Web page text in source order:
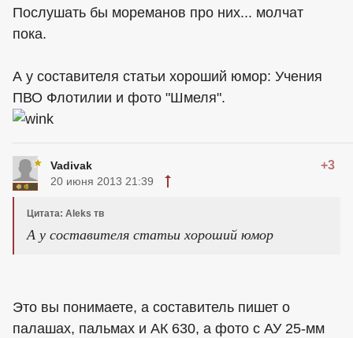
Послушать бы мореманов про них... молчат
пока.
А у составителя статьи хороший юмор: Учения
ПВО Флотилии и фото "Шмеля".
Vadivak +3
20 июня 2013 21:39
Цитата: Aleks тв
А у составителя статьи хороший юмор
Это вы понимаете, а составитель пишет о
палашах, пальмах и АК 630, а фото с АУ 25-мм